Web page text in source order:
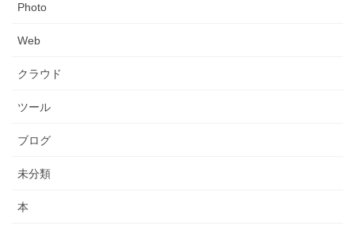
Photo
Web
クラウド
ツール
ブログ
未分類
本